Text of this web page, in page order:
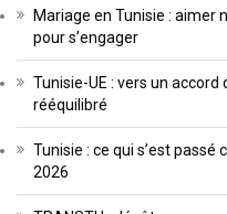
Mariage en Tunisie : aimer
pour s’engager
Tunisie-UE : vers un accord
rééquilibré
Tunisie : ce qui s’est passé
2026